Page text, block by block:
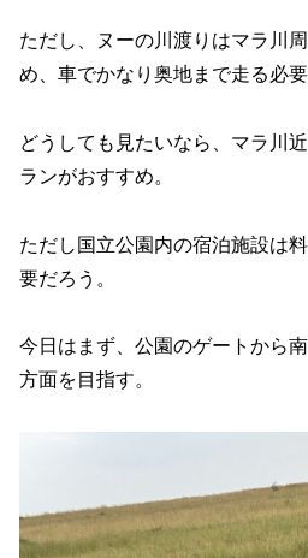
ただし、ヌーの川渡りはマラ川
め、車でかなり奥地まで走る必要
どうしても見たいなら、マラ川
ランがおすすめ。
ただし国立公園内の宿泊施設は
要だろう。
今日はまず、公園のゲートから
方面を目指す。